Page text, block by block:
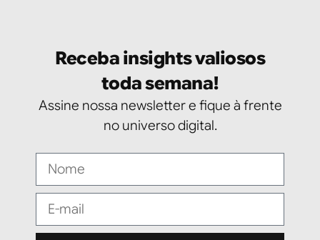
Receba insights valiosos
toda semana!
Assine nossa newsletter e fique à frente
no universo digital.